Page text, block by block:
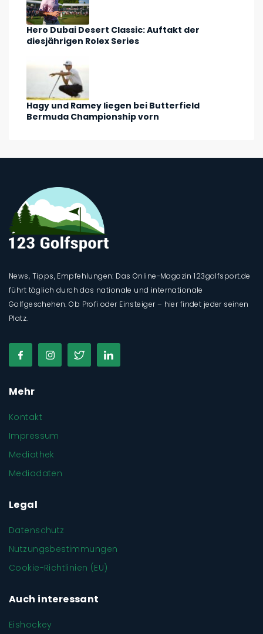
Hero Dubai Desert Classic: Auftakt der
diesjährigen Rolex Series
Hagy und Ramey liegen bei Butterfield
Bermuda Championship vorn
News, Tipps, Empfehlungen: Das Online-Magazin 123golfsport.de
führt täglich durch das nationale und internationale
Golfgeschehen. Ob Profi oder Einsteiger – hier findet jeder seinen
Platz.
Mehr
Kontakt
Impressum
Mediathek
Mediadaten
Legal
Datenschutz
Nutzungsbestimmungen
Cookie-Richtlinien (EU)
Auch interessant
Eishockey